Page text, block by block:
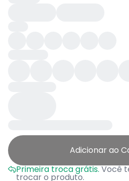
Adicionar ao
Primeira troca grátis.Você
trocar o produto.